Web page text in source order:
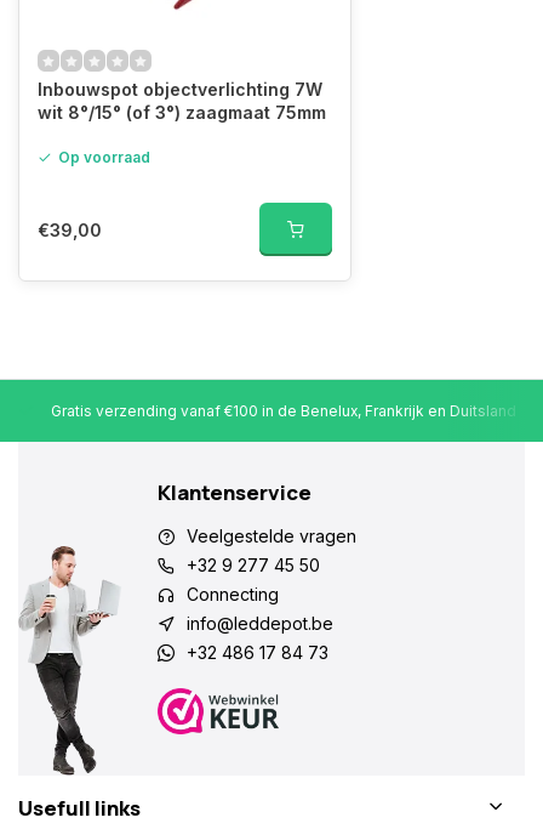
Inbouwspot objectverlichting 7W
wit 8°/15° (of 3°) zaagmaat 75mm
Op voorraad
€39,00
Gratis verzending vanaf €100 in de Benelux, Frankrijk en Duitsland
Klantenservice
Veelgestelde vragen
+32 9 277 45 50
Connecting
info@leddepot.be
+32 486 17 84 73
Usefull links